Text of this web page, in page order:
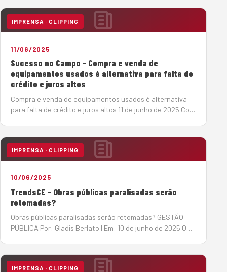
IMPRENSA · CLIPPING
11/06/2025
Sucesso no Campo - Compra e venda de
equipamentos usados é alternativa para falta de
crédito e juros altos
Compra e venda de equipamentos usados é alternativa
para falta de crédito e juros altos 11 de junho de 2025 Com
soluções de créd…
IMPRENSA · CLIPPING
10/06/2025
TrendsCE - Obras públicas paralisadas serão
retomadas?
Obras públicas paralisadas serão retomadas? GESTÃO
PÚBLICA Por: Gladis Berlato | Em: 10 de junho de 2025 O
paralisadas, algumas delas h&a…
IMPRENSA · CLIPPING